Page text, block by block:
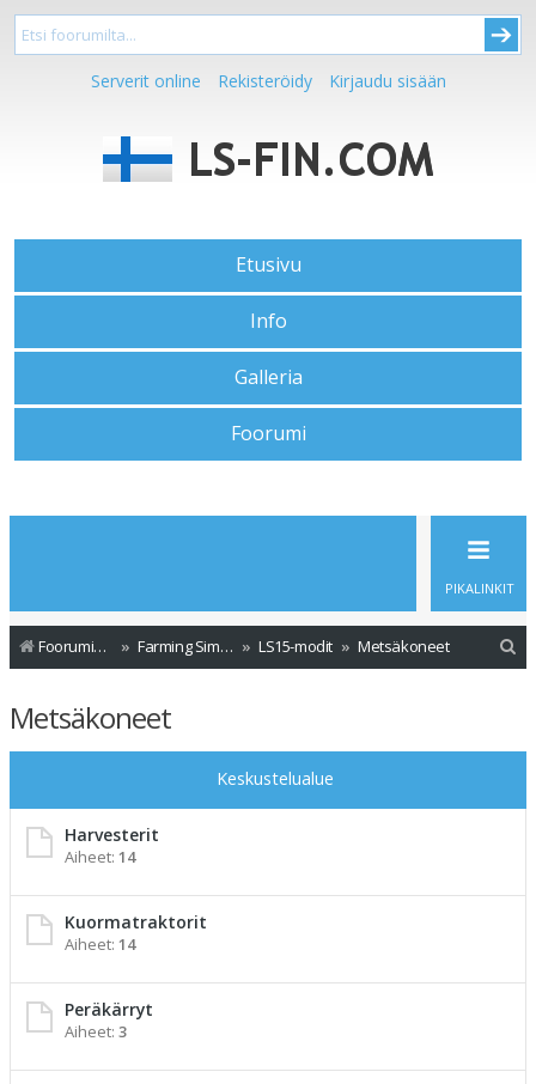
Serverit online Rekisteröidy Kirjaudu sisään
Etusivu
Info
Galleria
Foorumi
PIKALINKIT
Foorumin etusivu Farming Simulator - Modit LS15-modit Metsäkoneet
Metsäkoneet
Keskustelualue
Harvesterit
Aiheet: 14
Kuormatraktorit
Aiheet: 14
Peräkärryt
Aiheet: 3